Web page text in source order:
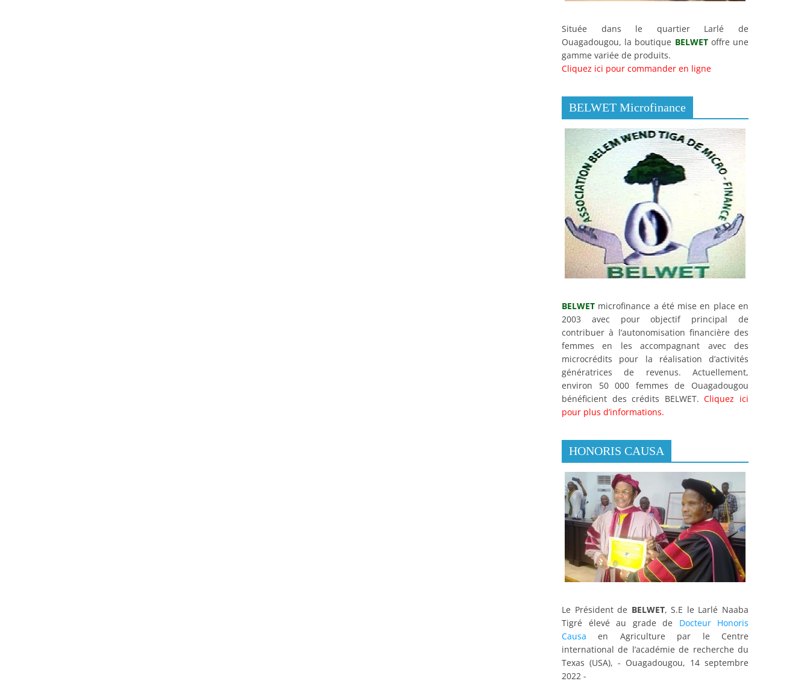
Située dans le quartier Larlé de
Ouagadougou, la boutique BELWEToffre une
gamme variée de produits.
Cliquez ici pour commander en ligne
BELWET Microfinance
BELWET microfinance a été mise en place en
2003 avec pour objectif principal de
contribuer à l’autonomisation financière des
femmes en les accompagnant avec des
microcrédits pour la réalisation d’activités
génératrices de revenus. Actuellement,
environ 50 000 femmes de Ouagadougou
bénéficient des crédits BELWET.Cliquez ici
pour plus d’informations.
HONORIS CAUSA
Le Président de BELWET, S.E le Larlé Naaba
Tigré élevé au grade de Docteur Honoris
Causa en Agriculture par le Centre
international de l’académie de recherche du
Texas (USA), - Ouagadougou, 14 septembre
2022 -